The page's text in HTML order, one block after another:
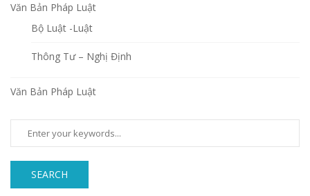
Văn Bản Pháp Luật
Bộ Luật -Luật
Thông Tư – Nghị Định
Văn Bản Pháp Luật
SEARCH